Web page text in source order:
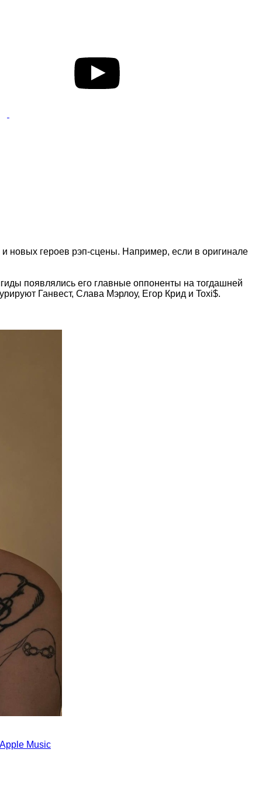
новых героев рэп-сцены. Например, если в оригинале
появлялись его главные оппоненты на тогдашней
Ганвест, Слава Мэрлоу, Егор Крид и Toxi$.
Apple Music